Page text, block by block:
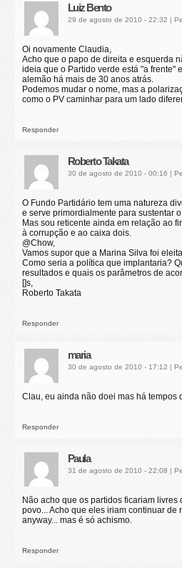
Luiz Bento
29 de agosto de 2010 - 22:32 |
Oi novamente Claudia,
Acho que o papo de direita e esquerda
ideia que o Partido verde está "a frente"
alemão há mais de 30 anos atrás.
Podemos mudar o nome, mas a
como o PV caminhar para um lado
Responder
Roberto Takata
30 de agosto de 2010 - 00:16 |
O Fundo Partidário tem uma natureza
e serve primordialmente para sustentar
Mas sou reticente ainda em relação ao
à corrupção e ao caixa dois.
@Chow,
Vamos supor que a Marina Silva foi
Como seria a política que implantaria?
resultados e quais os parâmetros de
[]s,
Roberto Takata
Responder
maria
30 de agosto de 2010 - 17:12 |
Clau, eu ainda não doei mas há tempos
Responder
Paula
31 de agosto de 2010 - 22:08 |
Não acho que os partidos ficariam
povo... Acho que eles iriam continuar
anyway... mas é só achismo.
Responder